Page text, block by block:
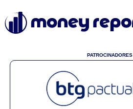
PATROCINADORES